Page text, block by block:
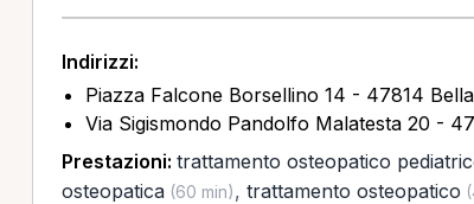
Indirizzi:
Piazza Falcone Borsellino 14 - 47814
Via Sigismondo Pandolfo Malatesta 20 -
Prestazioni: trattamento osteopatico
osteopatica(60 min), trattamento osteopatico